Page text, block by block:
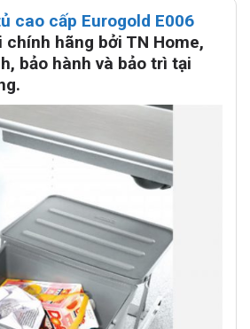
cao cấp Eurogold E006
hãng bởi TN Home,
bảo hành và bảo trì tại